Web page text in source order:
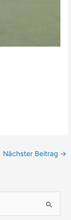
Nächster Beitrag →